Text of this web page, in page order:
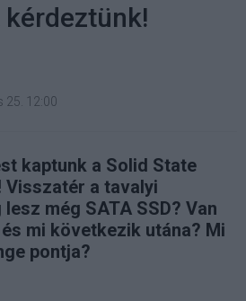
25. 12:00
kaptunk a Solid State
Visszatér a tavalyi
még SATA SSD? Van
mi következik utána? Mi
pontja?